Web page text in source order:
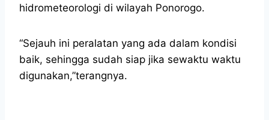
hidrometeorologi di wilayah Ponorogo.
“Sejauh ini peralatan yang ada dalam kondisi
baik, sehingga sudah siap jika sewaktu waktu
digunakan,”terangnya.